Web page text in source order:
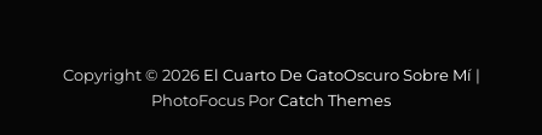
Copyright © 2026 El Cuarto De GatoOscuro Sobre Mí|
PhotoFocus PorCatch Themes